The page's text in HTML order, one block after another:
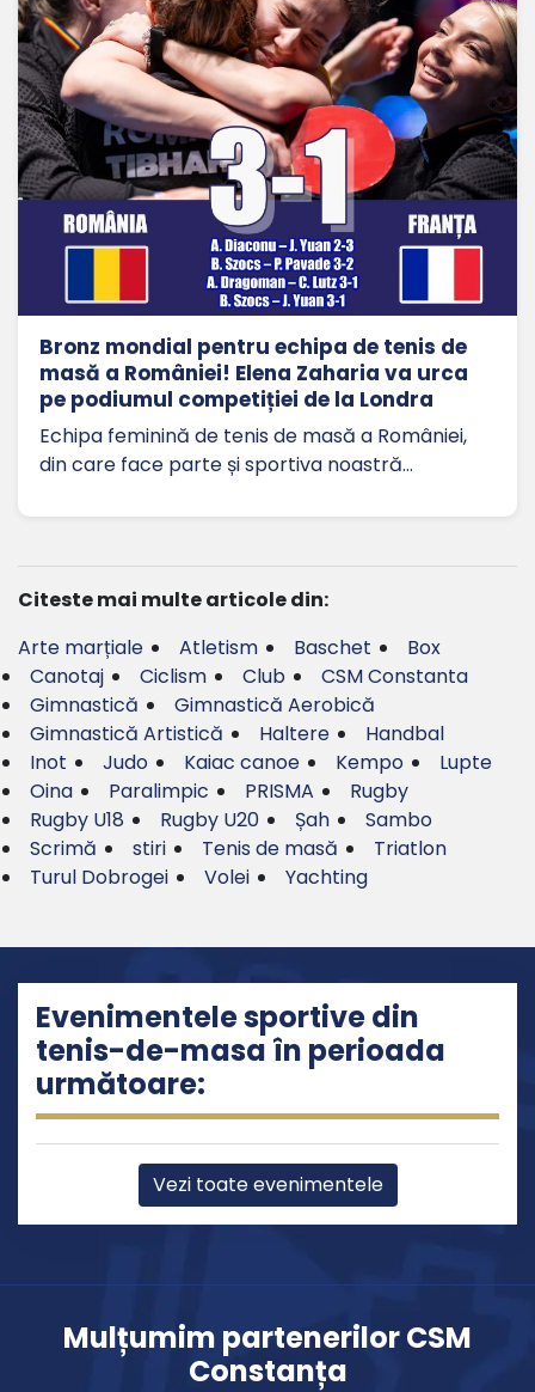
Bronz mondial pentru echipa de tenis de
masă a României! Elena Zaharia va urca
pe podiumul competiției de la Londra
Echipa feminină de tenis de masă a României,
din care face parte și sportiva noastră…
Citeste mai multe articole din:
Arte marțiale
Atletism Baschet
Box
Canotaj
Ciclism Club
CSM Constanta
Gimnastică
Gimnastică Aerobică
Gimnastică Artistică
Haltere
Handbal
Inot
Judo Kaiac canoe Kempo
Lupte
Oina
Paralimpic PRISMA
Rugby
Rugby U18
Rugby U20 Șah
Sambo
Scrimă
stiri Tenis de masă
Triatlon
Turul Dobrogei
Volei Yachting
Evenimentele sportive din
tenis-de-masa în perioada
următoare:
Vezi toate evenimentele
Mulțumim partenerilor CSM
Constanța